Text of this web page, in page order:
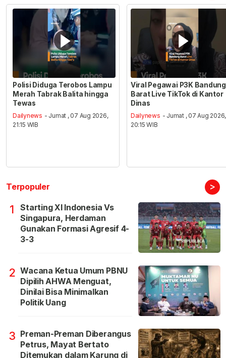
Polisi Diduga Terobos Lampu
Merah Tabrak Balita hingga
Tewas
Dailynews - Jumat , 07 Aug 2026,
21:15 WIB
Viral Pegawai P3K Bandung
Barat Live TikTok di Kantor
Dinas
Dailynews - Jumat , 07 Aug 2026,
20:15 WIB
Terpopuler >
1
Starting XI Indonesia Vs
Singapura, Herdaman
Gunakan Formasi Agresif 4-
3-3
2 Wacana Ketua Umum PBNU
Dipilih AHWA Menguat,
Dinilai Bisa Minimalkan
Politik Uang
3 Preman-Preman Diberangus
Petrus, Mayat Bertato
Ditemukan dalam Karung di